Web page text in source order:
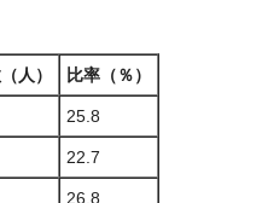
人） 比率（％）
25.8
22.7
26.8